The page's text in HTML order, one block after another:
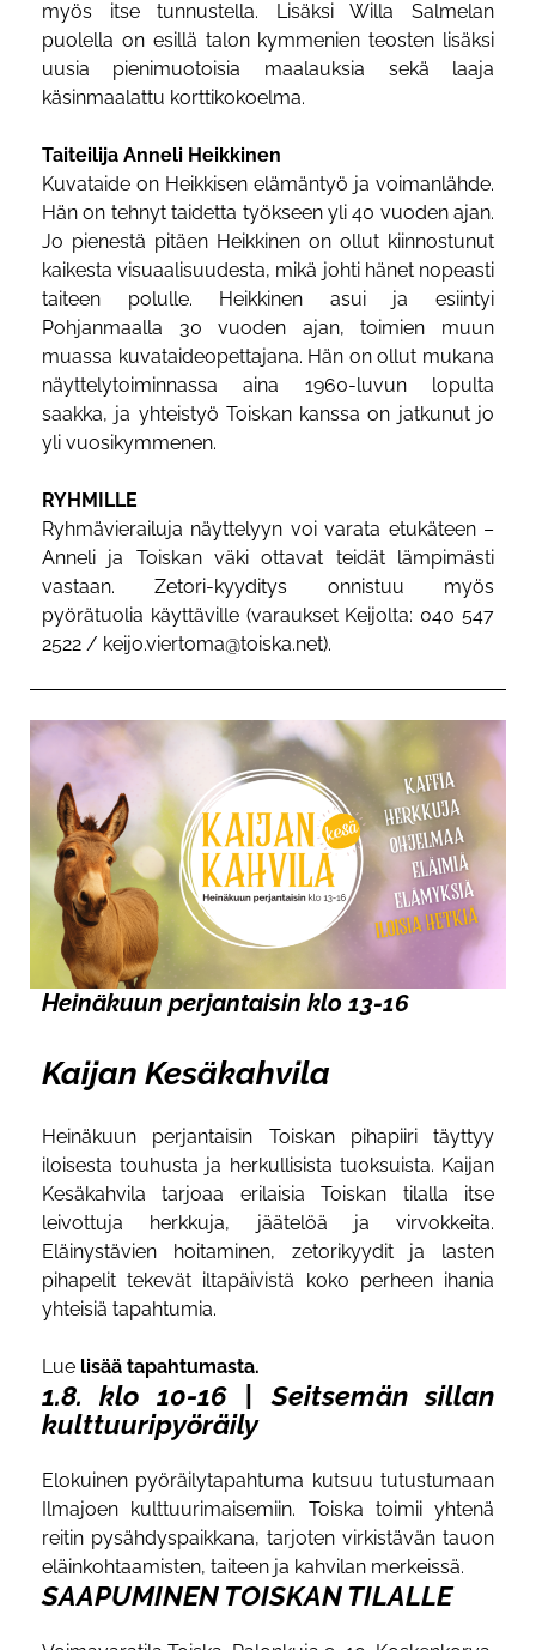
myös itse tunnustella. Lisäksi Willa Salmelan
puolella on esillä talon kymmenien teosten lisäksi
uusia pienimuotoisia maalauksia sekä laaja
käsinmaalattu korttikokoelma.
Taiteilija Anneli Heikkinen
Kuvataide on Heikkisen elämäntyö ja voimanlähde.
Hän on tehnyt taidetta työkseen yli 40 vuoden ajan.
Jo pienestä pitäen Heikkinen on ollut kiinnostunut
kaikesta visuaalisuudesta, mikä johti hänet nopeasti
taiteen polulle. Heikkinen asui ja esiintyi
Pohjanmaalla 30 vuoden ajan, toimien muun
muassa kuvataideopettajana. Hän on ollut mukana
näyttelytoiminnassa aina 1960-luvun lopulta
saakka, ja yhteistyö Toiskan kanssa on jatkunut jo
yli vuosikymmenen.
RYHMILLE
Ryhmävierailuja näyttelyyn voi varata etukäteen –
Anneli ja Toiskan väki ottavat teidät lämpimästi
vastaan. Zetori-kyyditys onnistuu myös
pyörätuolia käyttäville (varaukset Keijolta: 040 547
2522 / keijo.viertoma@toiska.net).
Heinäkuun perjantaisin klo 13-16
Kaijan Kesäkahvila
Heinäkuun perjantaisin Toiskan pihapiiri täyttyy
iloisesta touhusta ja herkullisista tuoksuista. Kaijan
Kesäkahvila tarjoaa erilaisia Toiskan tilalla itse
leivottuja herkkuja, jäätelöä ja virvokkeita.
Eläinystävien hoitaminen, zetorikyydit ja lasten
pihapelit tekevät iltapäivistä koko perheen ihania
yhteisiä tapahtumia.
Lue lisää tapahtumasta.
1.8. klo 10-16 | Seitsemän sillan
kulttuuripyöräily
Elokuinen pyöräilytapahtuma kutsuu tutustumaan
Ilmajoen kulttuurimaisemiin. Toiska toimii yhtenä
reitin pysähdyspaikkana, tarjoten virkistävän tauon
eläinkohtaamisten, taiteen ja kahvilan merkeissä.
SAAPUMINEN TOISKAN TILALLE